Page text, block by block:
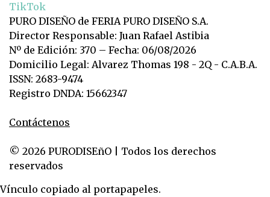
TikTok
PURO DISEÑO de FERIA PURO DISEÑO S.A.
Director Responsable: Juan Rafael Astibia
Nº de Edición: 370 – Fecha: 06/08/2026
Domicilio Legal: Alvarez Thomas 198 - 2Q - C.A.B.A.
ISSN: 2683-9474
Registro DNDA: 15662347
Contáctenos
© 2026 PURODISEñO | Todos los derechos
reservados
Vínculo copiado al portapapeles.